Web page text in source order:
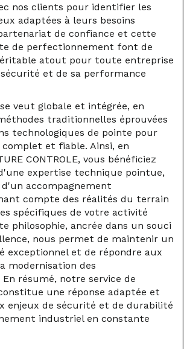
nos clients pour identifier les
adaptées à leurs besoins
de confiance et cette
de perfectionnement font de
atout pour toute entreprise
et de sa performance
veut globale et intégrée, en
traditionnelles éprouvées
technologiques de pointe pour
et fiable. Ainsi, en
CONTROLE, vous bénéficiez
expertise technique pointue,
accompagnement
compte des réalités du terrain
spécifiques de votre activité
philosophie, ancrée dans un souci
nous permet de maintenir un
exceptionnel et de répondre aux
modernisation des
résumé, notre service de
une réponse adaptée et
enjeux de sécurité et de durabilité
industriel en constante